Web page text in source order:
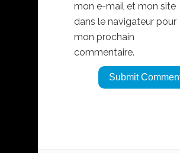
mon e-mail et mon site
dans le navigateur pour
mon prochain
commentaire.